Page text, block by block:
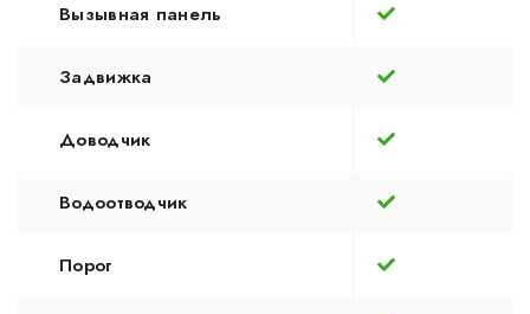
Вызывная панель
Задвижка
Доводчик
Водоотводчик
Порог